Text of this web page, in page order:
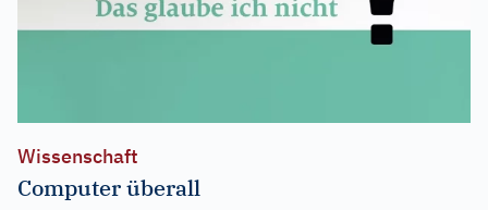
Wissenschaft
Computer überall